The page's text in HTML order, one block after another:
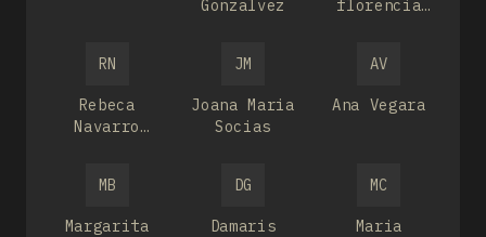
Gonzalvez
florencia
RN
Rebeca
Navarro
JM
Joana Maria
Socias
AV
Ana Vegara
MB
Margarita
DG
Damaris
MC
Maria